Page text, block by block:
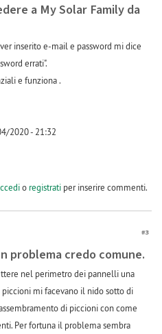
a My Solar Family da
inserito e-mail e password mi dice
errati".
e funziona .
2020 - 21:32
o registratiper inserire commenti.
#3
problema credo comune.
nel perimetro dei pannelli una
mi facevano il nido sotto di
di piccioni con come
Per fortuna il problema sembra